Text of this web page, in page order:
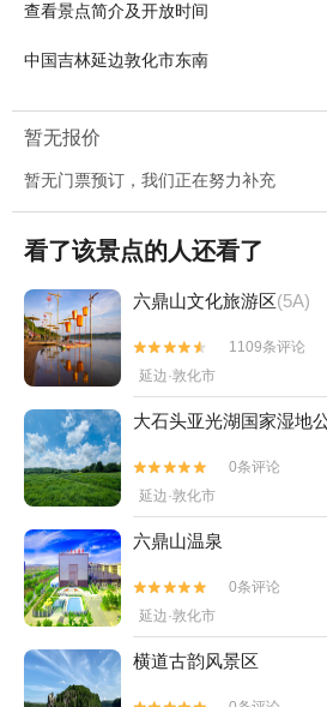
查看景点简介及开放时间
中国吉林延边敦化市东南
暂无报价
暂无门票预订，我们正在努力补充
看了该景点的人还看了
六鼎山文化旅游区(5A)


1109条评论
延边·敦化市
大石头亚光湖国家湿地


0条评论
延边·敦化市
六鼎山温泉


0条评论
延边·敦化市
横道古韵风景区